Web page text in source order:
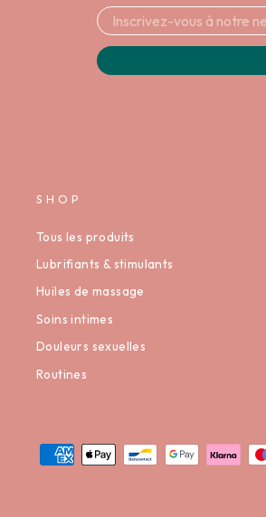
SHOP
Tous les produits
Lubrifiants & stimulants
Huiles de massage
Soins intimes
Douleurs sexuelles
Routines